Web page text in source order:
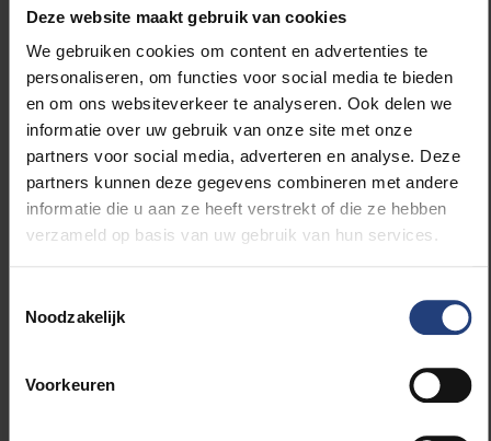
Deze website maakt gebruik van cookies
We gebruiken cookies om content en advertenties te
personaliseren, om functies voor social media te bieden
en om ons websiteverkeer te analyseren. Ook delen we
informatie over uw gebruik van onze site met onze
partners voor social media, adverteren en analyse. Deze
partners kunnen deze gegevens combineren met andere
informatie die u aan ze heeft verstrekt of die ze hebben
verzameld op basis van uw gebruik van hun services.
Noodzakelijk
Voorkeuren
van de truitjesverkoop aan een goed doel te linken.”
Lees meer opnieuwsblad.be(+).
Lees meer over:
Sport